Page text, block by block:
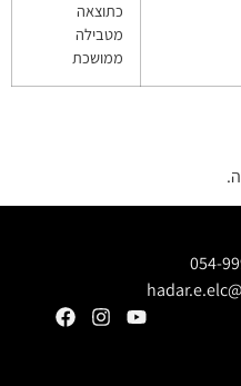
כתוצאה
מטבילה
ממושכת